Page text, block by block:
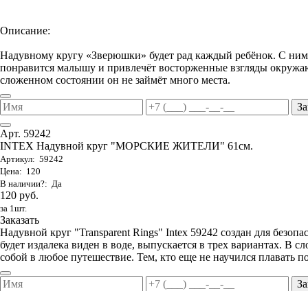
Описание:
Надувному кругу «Зверюшки» будет рад каждый ребёнок. С
понравится малышу и привлечёт восторженные взгляды
сложенном состоянии он не займёт много места.
Арт. 59242
INTEX Надувной круг "МОРСКИЕ ЖИТЕЛИ" 61см.
Артикул: 59242
Цена: 120
В наличии?: Да
120 руб.
за 1шт.
Заказать
Надувной круг "Transparent Rings" Intex 59242 создан для
будет издалека виден в воде, выпускается в трех вариантах. В
собой в любое путешествие. Тем, кто еще не научился плавать